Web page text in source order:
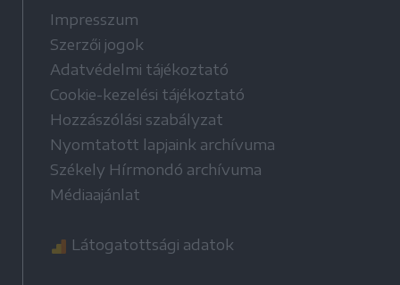
Impresszum
Szerzői jogok
Adatvédelmi tájékoztató
Cookie-kezelési tájékoztató
Hozzászólási szabályzat
Nyomtatott lapjaink archívuma
Székely Hírmondó archívuma
Médiaajánlat
Látogatottsági adatok